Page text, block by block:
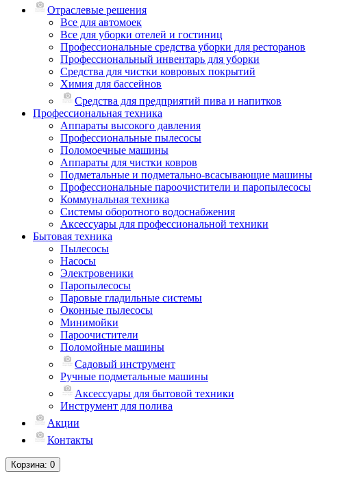
Отраслевые решения
Все для автомоек
Все для уборки отелей и гостиниц
Профессиональные средства уборки для ресторанов
Профессиональный инвентарь для уборки
Средства для чистки ковровых покрытий
Химия для бассейнов
Cредства для предприятий пива и напитков
Профессиональная техника
Аппараты высокого давления
Профессиональные пылесосы
Поломоечные машины
Аппараты для чистки ковров
Подметальные и подметально-всасывающие машины
Профессиональные пароочистители и паропылесосы
Коммунальная техника
Системы оборотного водоснабжения
Аксессуары для профессиональной техники
Бытовая техника
Пылесосы
Насосы
Электровеники
Паропылесосы
Паровые гладильные системы
Оконные пылесосы
Минимойки
Пароочистители
Поломойные машины
Садовый инструмент
Ручные подметальные машины
Аксессуары для бытовой техники
Инструмент для полива
Акции
Контакты
Корзина: 0